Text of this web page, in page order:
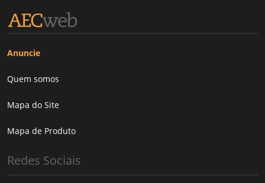
Anuncie
Quem somos
Mapa do Site
Mapa de Produto
Redes Sociais